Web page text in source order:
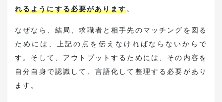
れるようにする必要があります。
なぜなら、結局、求職者と相手先のマッチングを図る
ためには、上記の点を伝えなければならないからで
す。そして、アウトプットするためには、その内容を
自分自身で認識して、言語化して整理する必要があり
ます。